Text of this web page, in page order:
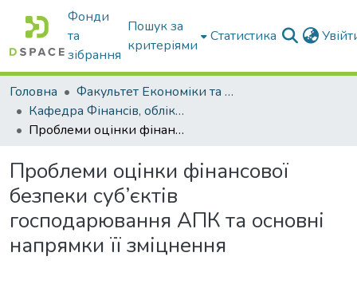
Фонди
та
зібрання
Пошук за
критеріями
Статистика
Головна
Факультет Економіки та бізнесу
Кафедра Фінансів, обліку і оподаткування
Проблеми оцінки фінансової безпеки суб’єктів господарювання АПК та основні напрямки її зміцнення
Проблеми оцінки фінансової
безпеки суб’єктів
господарювання АПК та основні
напрямки її зміцнення